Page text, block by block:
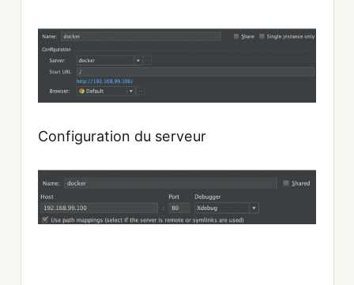
Configuration du serveur